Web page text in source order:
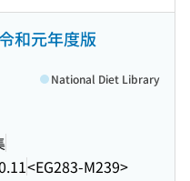
和元年度版
<EG283-M239>
National Diet Library